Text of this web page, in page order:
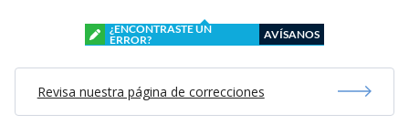
¿ENCONTRASTE UN
ERROR?
AVÍSANOS
Revisa nuestra página de correcciones